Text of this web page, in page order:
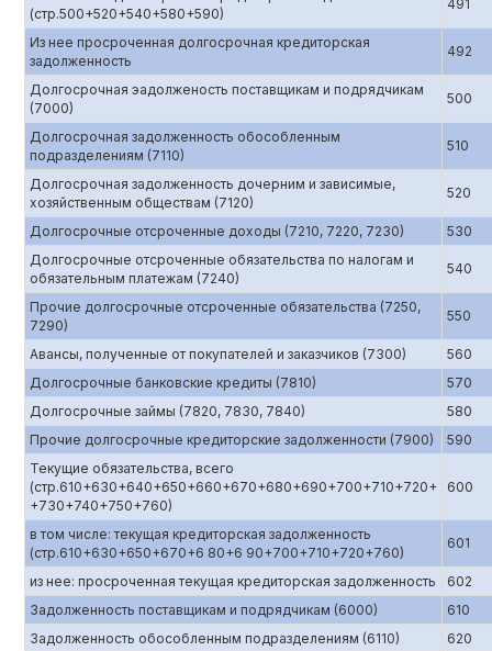
(стр.500+520+540+580+590)
491
Из нее просроченная долгосрочная кредиторская
задолженность
492
Долгосрочная эадолженость поставщикам и подрядчикам
(7000)
500
Долгосрочная задолженность обособленным
подразделениям (7110)
510
Долгосрочная задолженность дочерним и зависимые,
хозяйственным обществам (7120)
520
Долгосрочные отсроченные доходы (7210, 7220, 7230)
530
Долгосрочные отсроченные обязательства по налогам и
обязательным платежам (7240)
540
Прочие долгосрочные отсроченные обязательства (7250,
7290)
550
Авансы, полученные от покупателей и заказчиков (7300)
560
Долгосрочные банковские кредиты (7810)
570
Долгосрочные займы (7820, 7830, 7840)
580
Прочие долгосрочные кредиторские задолженности (7900)
590
Текущие обязательства, всего
(стр.610+630+640+650+660+670+680+690+700+710+720+
+730+740+750+760)
600
в том числе: текущая кредиторская задолженность
(стр.610+630+650+670+6 80+6 90+700+710+720+760)
601
из нее: просроченная текущая кредиторская задолженность
602
Задолженность поставщикам и подрядчикам (6000)
610
Задолженность обособленным подразделениям (6110)
620